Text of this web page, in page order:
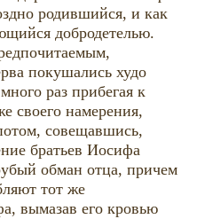
родившийся, и как
добродетелью.
покушались худо
раз прибегая к
своего намерения,
совещавшись,
братьев Иосифа
обман отца, причем
тот же
вымазав его кровью